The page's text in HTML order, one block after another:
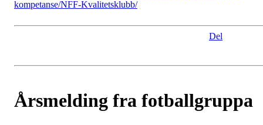
kompetanse/NFF-Kvalitetsklubb/
Del
Årsmelding fra fotballgruppa